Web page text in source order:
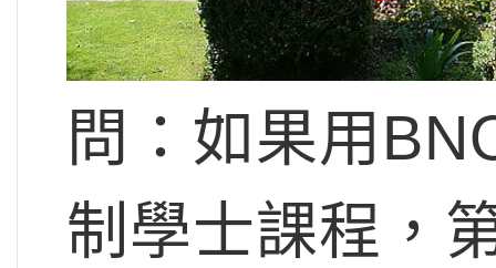
問：如果用
制學士課程，